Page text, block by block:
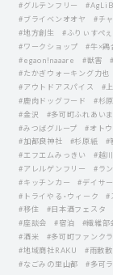
#グルテンフリー
#ブライベンオオヤ
#チ
#地方創生
#ふりぃすぺ
#ワークショップ
#牛×鶏
#egaon!naaare
#獣害
#たかぎウォーキング力也
#アウトドアスパイス
#
#鹿肉ドッグフード
#杉
#金沢
#多可町ふれあい
#みつばグループ
#オトウ
#加都良神社
#杉原紙 #
#エフエムみっきい
#越
#アレルゲンフリー
#ラ
#キッチンカー
#デイサ
#トライやる・ウィーク
#
#移住
#日本酒フェスタ
#座談会
#宿泊 #繊維部
#酒米
#多可町ファンク
#地域商社RAKU
#雨散散
#なごみの里山都
#多可